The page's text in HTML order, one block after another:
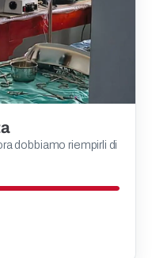
dobbiamo riempirli di